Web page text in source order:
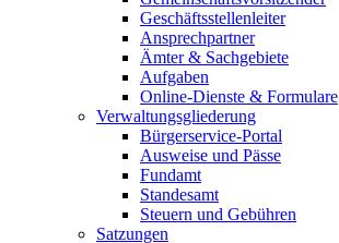
Geschäftsstellenleiter
Ansprechpartner
Ämter & Sachgebiete
Aufgaben
Online-Dienste & Formulare
Verwaltungsgliederung
Bürgerservice-Portal
Ausweise und Pässe
Fundamt
Standesamt
Steuern und Gebühren
Satzungen